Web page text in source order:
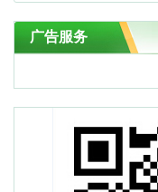
(2017-09-15)
(2017-07-13)
广告服务